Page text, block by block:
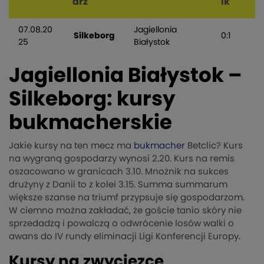
arz ik
07.08.20
25
Silkeborg
Jagiellonia
Białystok
0:1
Jagiellonia Białystok –
Silkeborg: kursy
bukmacherskie
Jakie kursy na ten mecz ma bukmacher Betclic? Kurs
na wygraną gospodarzy wynosi 2.20. Kurs na remis
oszacowano w granicach 3.10. Mnożnik na sukces
drużyny z Danii to z kolei 3.15. Summa summarum
większe szanse na triumf przypsuje się gospodarzom.
W ciemno można zakładać, że goście tanio skóry nie
sprzedadzą i powalczą o odwrócenie losów walki o
awans do IV rundy eliminacji Ligi Konferencji Europy.